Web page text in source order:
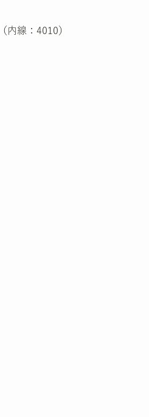
線：4010）